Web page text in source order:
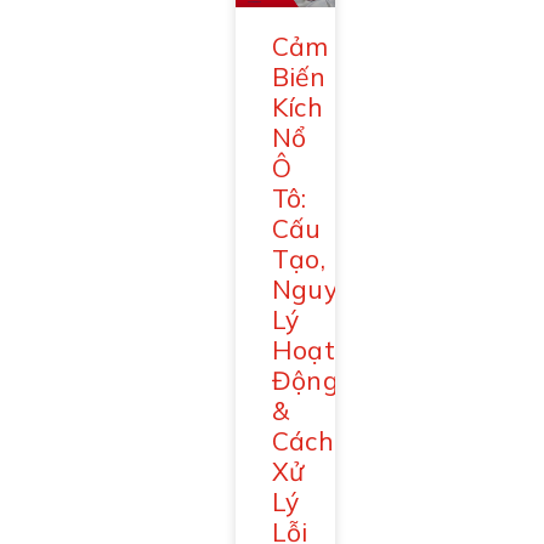
Cảm
Biến
Kích
Nổ
Ô
Tô:
Cấu
Tạo,
Nguyên
Lý
Hoạt
Động
&
Cách
Xử
Lý
Lỗi